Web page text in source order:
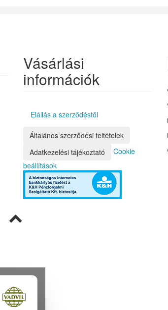
Vásárlási
információk
Elállás a szerződéstől
Általános szerződési feltételek
Adatkezelési tájékoztató
Cookie
beállítások